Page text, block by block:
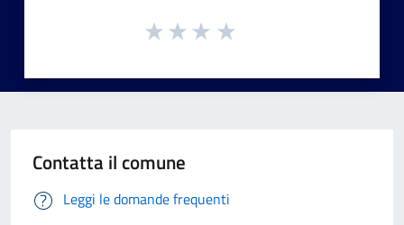
Contatta il comune
Leggi le domande frequenti